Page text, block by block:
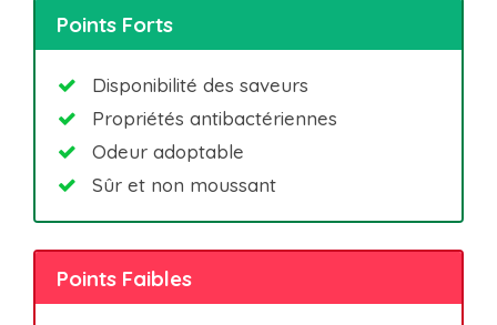
Points Forts
Disponibilité des saveurs
Propriétés antibactériennes
Odeur adoptable
Sûr et non moussant
Points Faibles